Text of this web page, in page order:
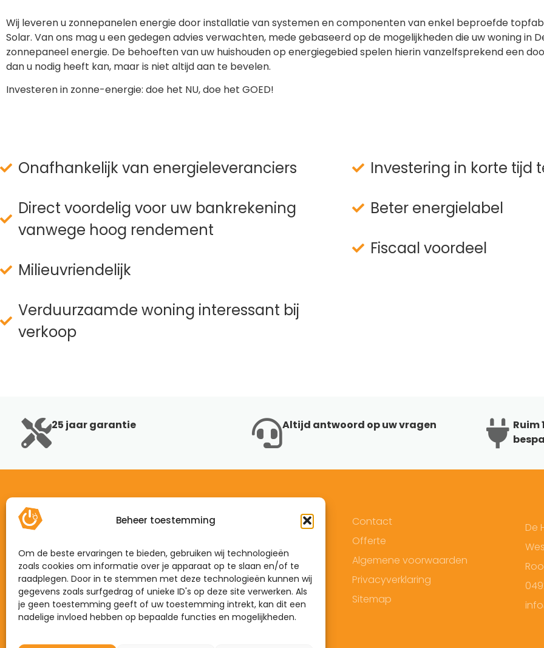
Beheer toestemming
Om de beste ervaringen te bieden, gebruiken wij technologieën
zoals cookies om informatie over je apparaat op te slaan en/of te
raadplegen. Door in te stemmen met deze technologieën kunnen wij
gegevens zoals surfgedrag of unieke ID's op deze site verwerken. Als
je geen toestemming geeft of uw toestemming intrekt, kan dit een
nadelige invloed hebben op bepaalde functies en mogelijkheden.
Wij leveren u zonnepanelen energie door installatie van systemen en componenten van enkel beproefde
Solar. Van ons mag u een gedegen advies verwachten, mede gebaseerd op de mogelijkheden die uw woning in
zonnepaneel energie. De behoeften van uw huishouden op energiegebied spelen hierin vanzelfsprekend een
dan u nodig heeft kan, maar is niet altijd aan te bevelen.
Investeren in zonne-energie: doe het NU, doe het GOED!
Onafhankelijk van energieleveranciers
Direct voordelig voor uw bankrekening
vanwege hoog rendement
Milieuvriendelijk
Verduurzaamde woning interessant bij
verkoop
Investering in korte tijd
Beter energielabel
Fiscaal voordeel
25 jaar garantie Altijd antwoord op uw vragen
Ruim
Home
Mijn energie
Dynamisch
Zonnepanelen
Laadpalen
Thuisbatterijen
Contact
Offerte
Algemene voorwaarden
Privacyverklaring
Sitemap
De